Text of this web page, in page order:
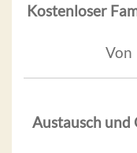
Kostenloser
Von
Austausch